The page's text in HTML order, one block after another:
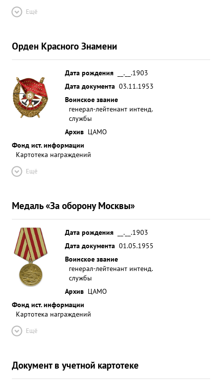
Ещё
Орден Красного Знамени
Дата рождения
__.__.1903
Дата документа 03.11.1953
Воинское звание
генерал-лейтенант интенд.
службы
Архив ЦАМО
Фонд ист. информации
Картотека награждений
Ещё
Медаль «За оборону Москвы»
Дата рождения
__.__.1903
Дата документа 01.05.1955
Воинское звание
генерал-лейтенант интенд.
службы
Архив ЦАМО
Фонд ист. информации
Картотека награждений
Ещё
Документ в учетной картотеке